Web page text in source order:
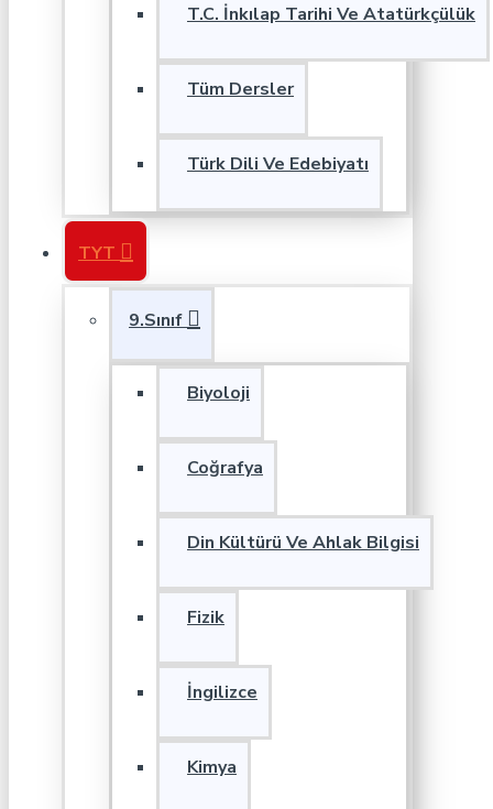
T.C. İnkılap Tarihi Ve Atatürkçülük
Tüm Dersler
Türk Dili Ve Edebiyatı
TYT
9.Sınıf
Biyoloji
Coğrafya
Din Kültürü Ve Ahlak Bilgisi
Fizik
İngilizce
Kimya